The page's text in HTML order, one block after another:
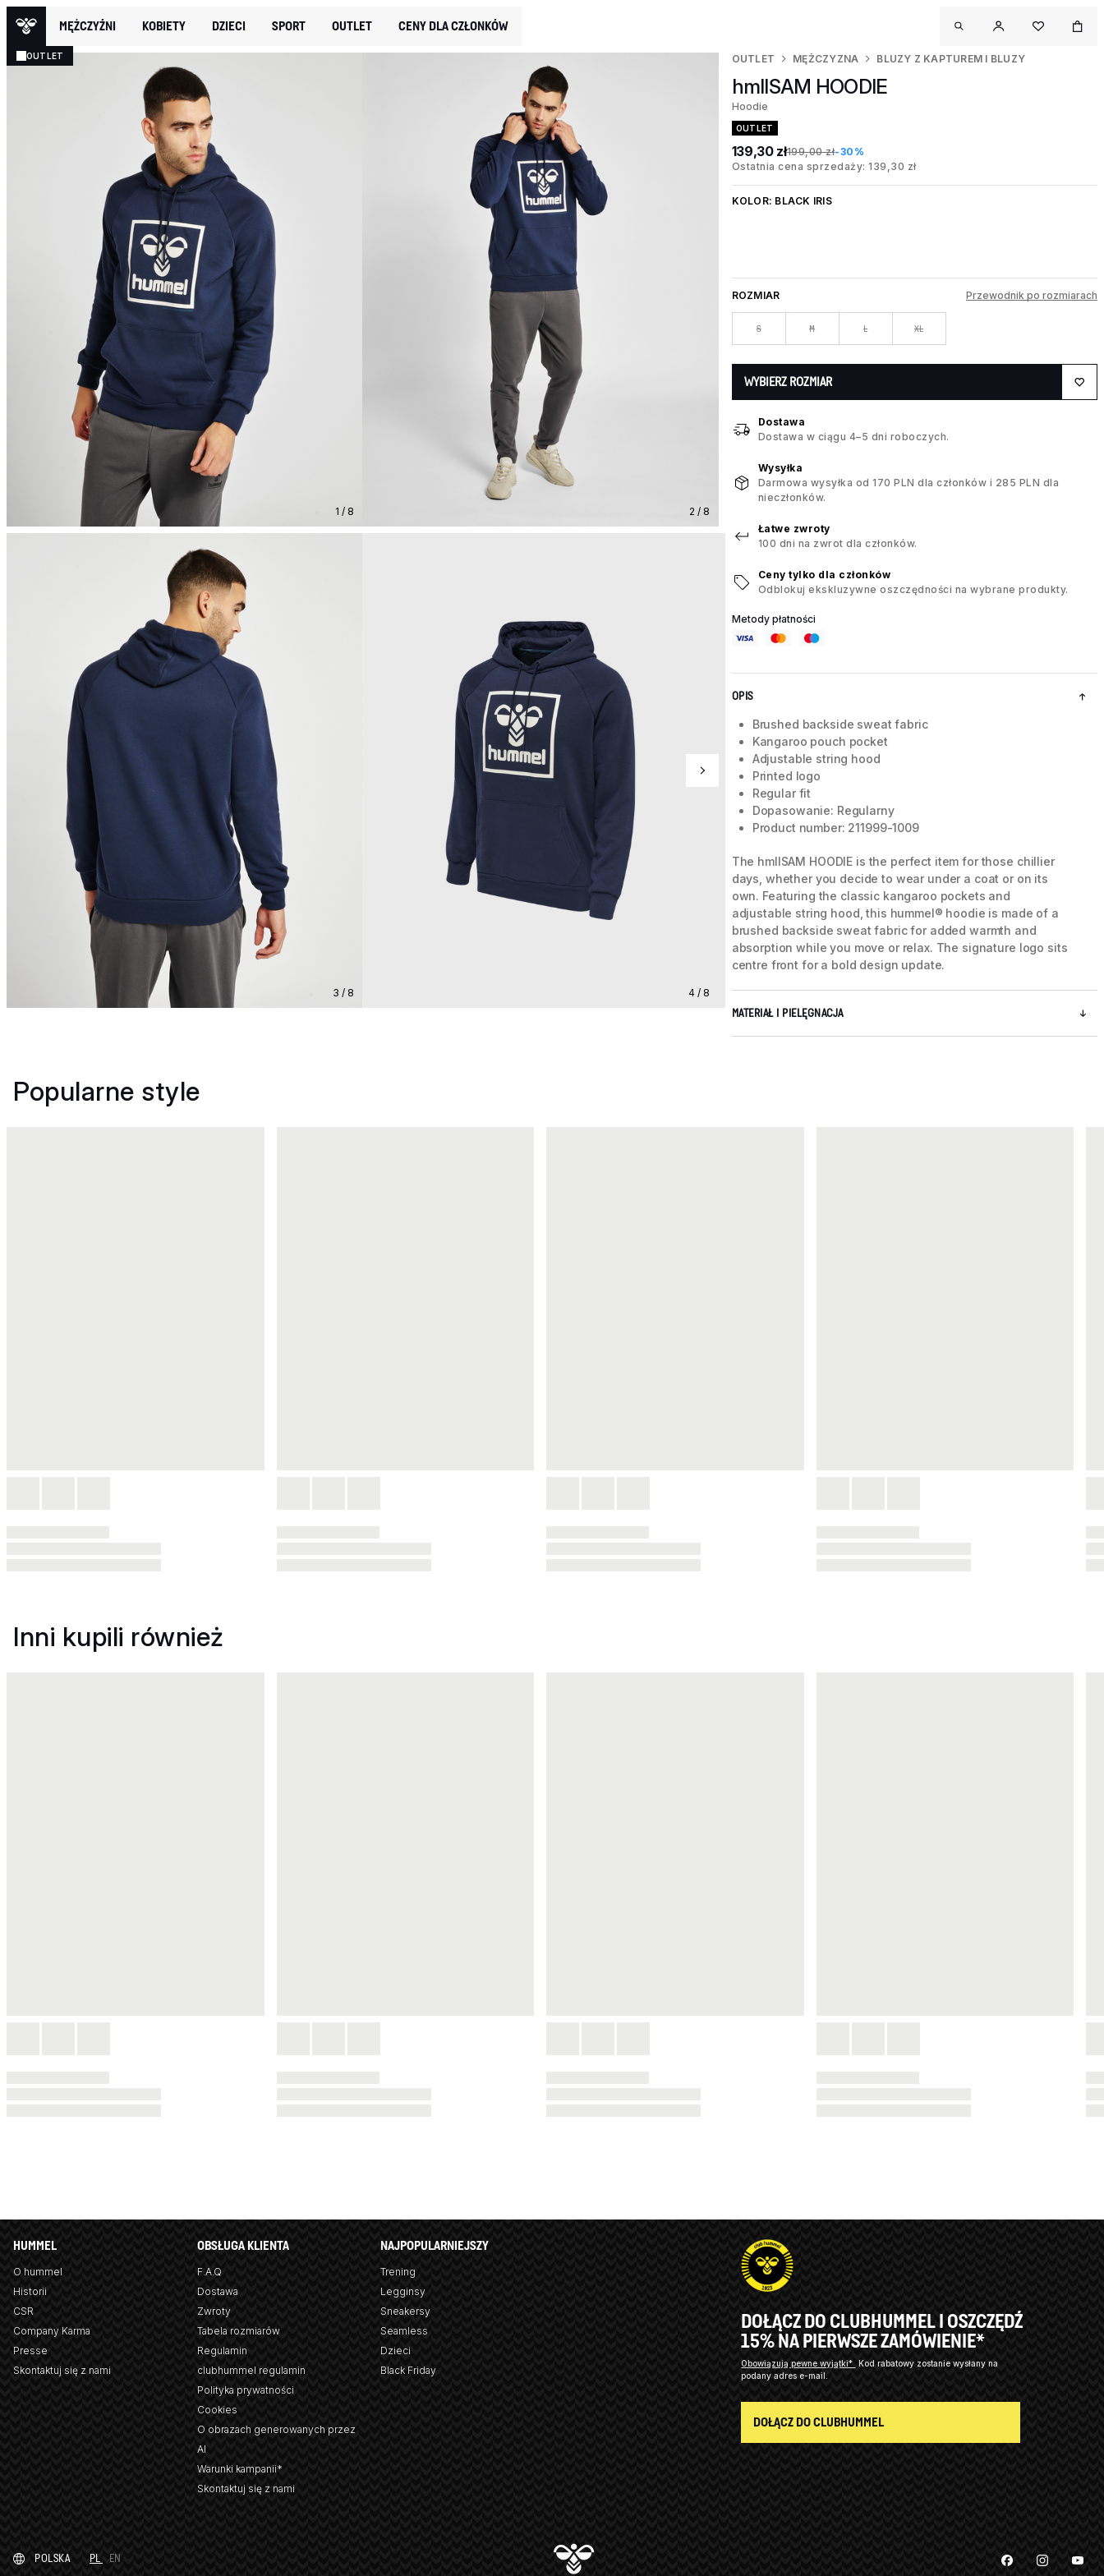
MĘŻCZYŹNI KOBIETY DZIECI SPORT OUTLET CENY DLA CZŁONKÓW
OUTLET
1 / 8 2 / 8
3 / 8 4 / 8 5 / 8
OUTLET MĘŻCZYZNA BLUZY Z KAPTUREM I BLUZY
hmlISAM HOODIE
Hoodie
OUTLET
139,30 zł199,00 zł-30%
Ostatnia cena sprzedaży: 139,30 zł
KOLOR: BLACK IRIS
ROZMIAR Przewodnik po rozmiarach
S M L XL
WYBIERZ ROZMIAR
Dostawa
Dostawa w ciągu 4–5 dni roboczych.
Wysyłka
Darmowa wysyłka od 170 PLN dla członków i 285 PLN dla
nieczłonków.
Łatwe zwroty
100 dni na zwrot dla członków.
Ceny tylko dla członków
Odblokuj ekskluzywne oszczędności na wybrane produkty.
Metody płatności
OPIS
Brushed backside sweat fabric
Kangaroo pouch pocket
Adjustable string hood
Printed logo
Regular fit
Dopasowanie: Regularny
Product number: 211999-1009
The hmlISAM HOODIE is the perfect item for those chillier
days, whether you decide to wear under a coat or on its
own. Featuring the classic kangaroo pockets and
adjustable string hood, this hummel® hoodie is made of a
brushed backside sweat fabric for added warmth and
absorption while you move or relax. The signature logo sits
centre front for a bold design update.
MATERIAŁ I PIELĘGNACJA
Popularne style
Inni kupili również
HUMMEL
O hummel
Historii
CSR
Company Karma
Presse
Skontaktuj się z nami
OBSŁUGA KLIENTA
F.A.Q
Dostawa
Zwroty
Tabela rozmiarów
Regulamin
clubhummel regulamin
Polityka prywatności
Cookies
O obrazach generowanych przez
AI
Warunki kampanii*
Skontaktuj się z nami
NAJPOPULARNIEJSZY
Trening
Legginsy
Sneakersy
Seamless
Dzieci
Black Friday
DOŁĄCZ DO CLUBHUMMEL I OSZCZĘDŹ
15% NA PIERWSZE ZAMÓWIENIE*
Obowiązują pewne wyjątki*
Kod rabatowy zostanie wysłany na
podany adres e-mail.
DOŁĄCZ DO CLUBHUMMEL
POLSKA PL EN